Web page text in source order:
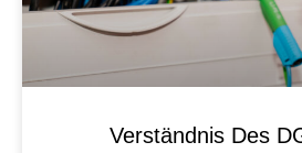
Verständnis Des